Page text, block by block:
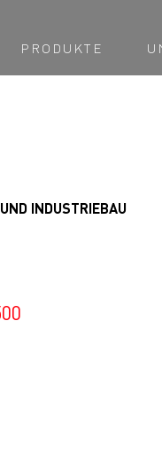
PRODUKTE
INDUSTRIEBAU